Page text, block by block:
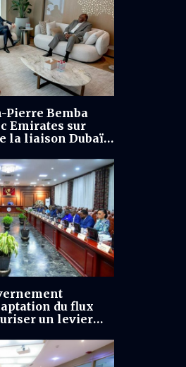
Pierre Bemba
Emirates sur
la liaison Dubaï-
du flux
un levier